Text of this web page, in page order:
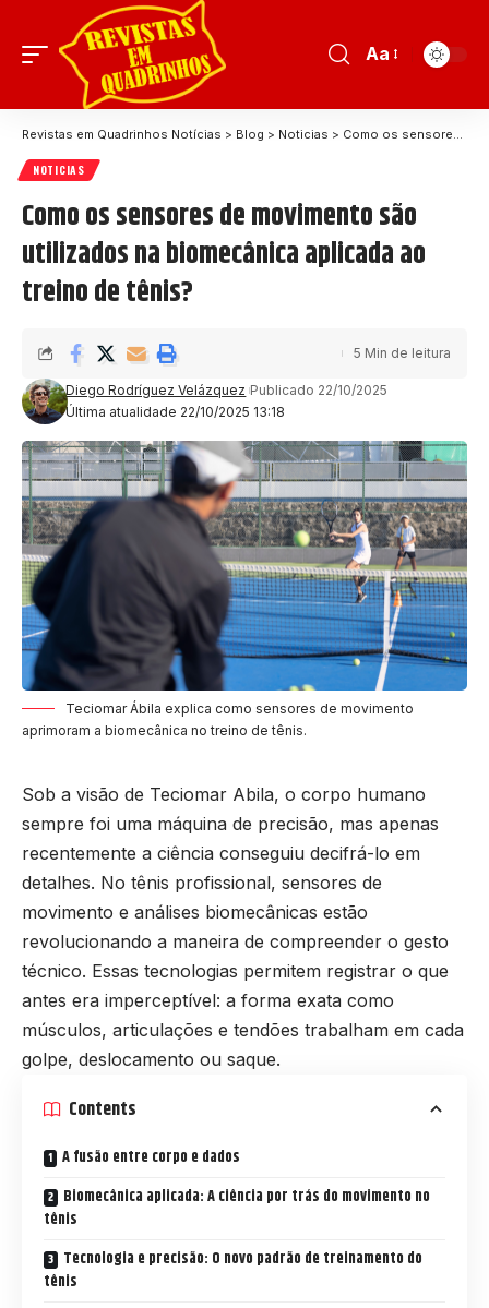
Aa
Revistas em Quadrinhos Notícias > Blog > Noticias > Como os sensores de movimento são utilizados na biomecânica aplicada ao treino de tênis?
NOTICIAS
Como os sensores de movimento são
utilizados na biomecânica aplicada ao
treino de tênis?
Última atualidade 22/10/2025 13:18
Diego Rodríguez Velázquez Publicado 22/10/2025
5 Min de leitura
Teciomar Ábila explica como sensores de movimento
aprimoram a biomecânica no treino de tênis.
Sob a visão de Teciomar Abila, o corpo humano
sempre foi uma máquina de precisão, mas apenas
recentemente a ciência conseguiu decifrá-lo em
detalhes. No tênis profissional, sensores de
movimento e análises biomecânicas estão
revolucionando a maneira de compreender o gesto
técnico. Essas tecnologias permitem registrar o que
antes era imperceptível: a forma exata como
músculos, articulações e tendões trabalham em cada
golpe, deslocamento ou saque.
Contents
A fusão entre corpo e dados
Biomecânica aplicada: A ciência por trás do movimento no
tênis
Tecnologia e precisão: O novo padrão de treinamento do
tênis